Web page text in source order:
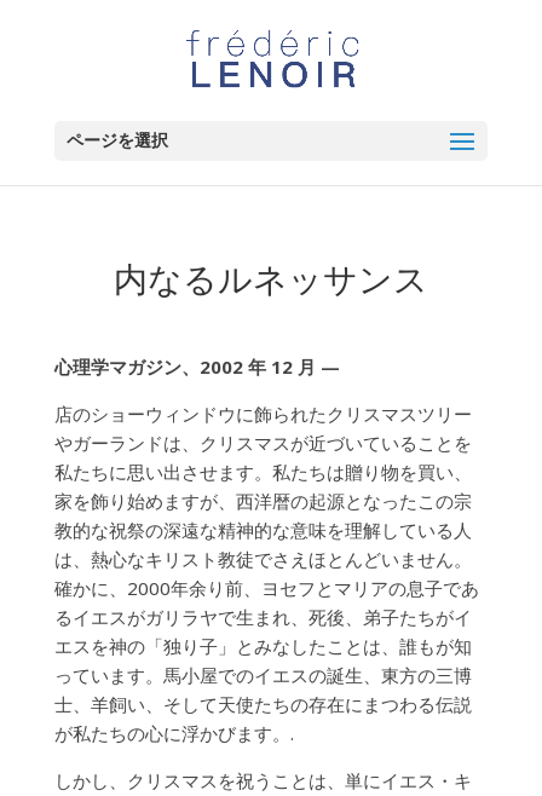
ページを選択
内なるルネッサンス
心理学マガジン、2002 年 12 月 —
店のショーウィンドウに飾られたクリスマスツリー
やガーランドは、クリスマスが近づいていることを
私たちに思い出させます。私たちは贈り物を買い、
家を飾り始めますが、西洋暦の起源となったこの宗
教的な祝祭の深遠な精神的な意味を理解している人
は、熱心なキリスト教徒でさえほとんどいません。
確かに、2000年余り前、ヨセフとマリアの息子であ
るイエスがガリラヤで生まれ、死後、弟子たちがイ
エスを神の「独り子」とみなしたことは、誰もが知
っています。馬小屋でのイエスの誕生、東方の三博
士、羊飼い、そして天使たちの存在にまつわる伝説
が私たちの心に浮かびます。.
しかし、クリスマスを祝うことは、単にイエス・キ